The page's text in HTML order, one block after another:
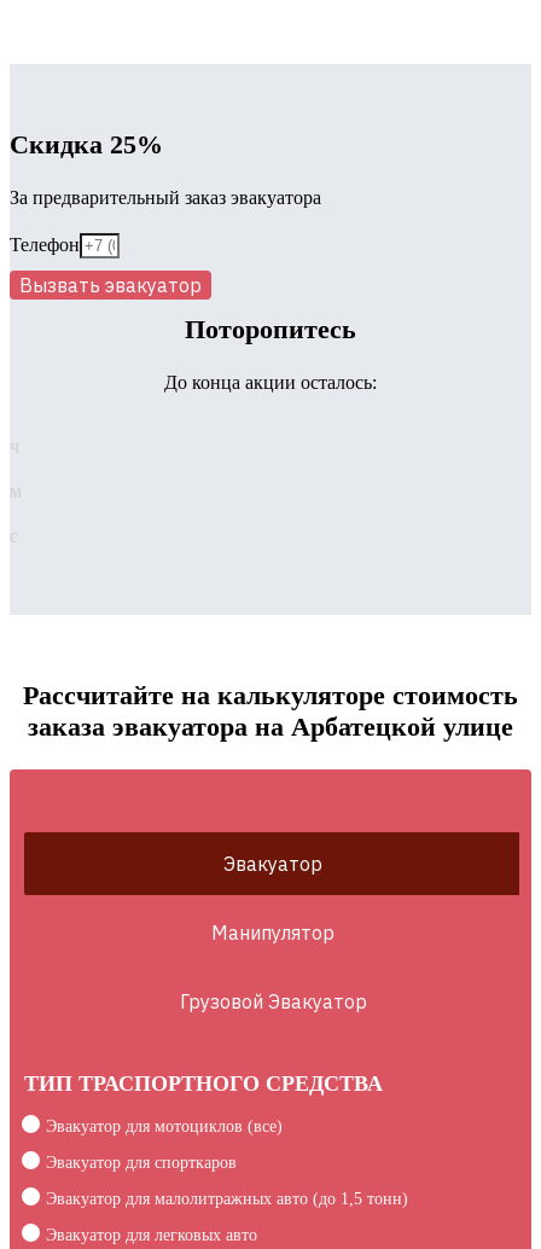
Скидка 25%
За предварительный заказ эвакуатора
Телефон
Вызвать эвакуатор
Поторопитесь
До конца акции осталось:
ч
м
с
Рассчитайте на калькуляторе стоимость
заказа эвакуатора на Арбатецкой улице
Эвакуатор
Манипулятор
Грузовой Эвакуатор
ТИП ТРАСПОРТНОГО СРЕДСТВА
Эвакуатор для мотоциклов (все)
Эвакуатор для спорткаров
Эвакуатор для малолитражных авто (до 1,5 тонн)
Эвакуатор для легковых авто